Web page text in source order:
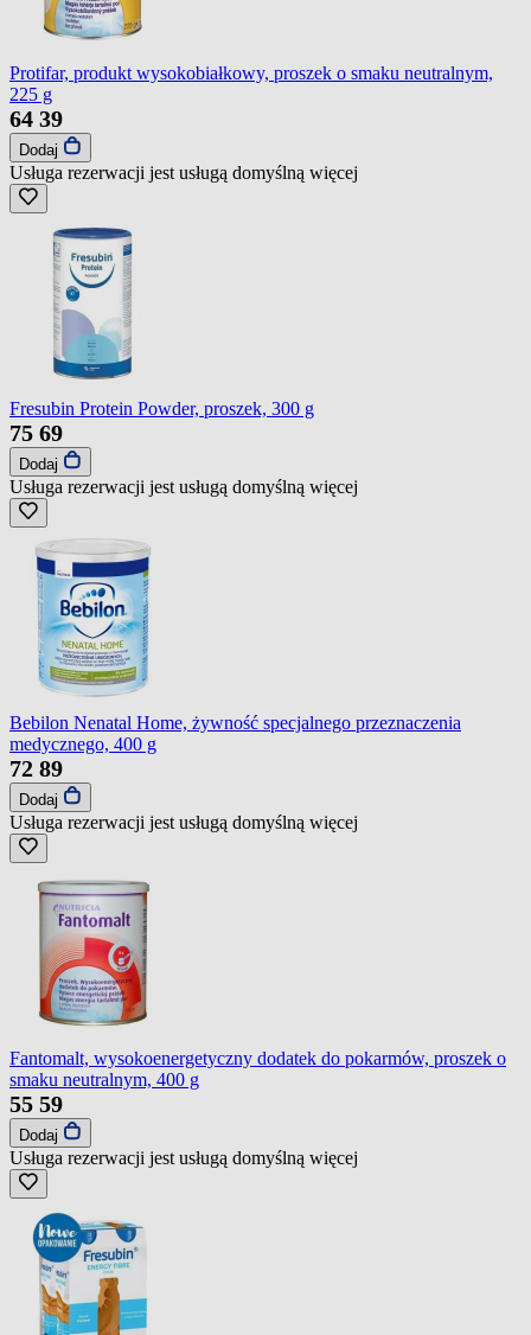
Protifar, produkt wysokobiałkowy, proszek o smaku neutralnym,
225 g
64 39
Dodaj
Usługa rezerwacji jest usługą domyślną więcej
Fresubin Protein Powder, proszek, 300 g
75 69
Dodaj
Usługa rezerwacji jest usługą domyślną więcej
Bebilon Nenatal Home, żywność specjalnego przeznaczenia
medycznego, 400 g
72 89
Dodaj
Usługa rezerwacji jest usługą domyślną więcej
Fantomalt, wysokoenergetyczny dodatek do pokarmów, proszek o
smaku neutralnym, 400 g
55 59
Dodaj
Usługa rezerwacji jest usługą domyślną więcej